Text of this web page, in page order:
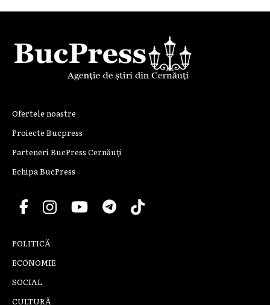
Ofertele noastre
Proiecte Bucpress
Parteneri BucPress Cernăuți
Echipa BucPress
POLITICĂ
ECONOMIE
SOCIAL
CULTURĂ